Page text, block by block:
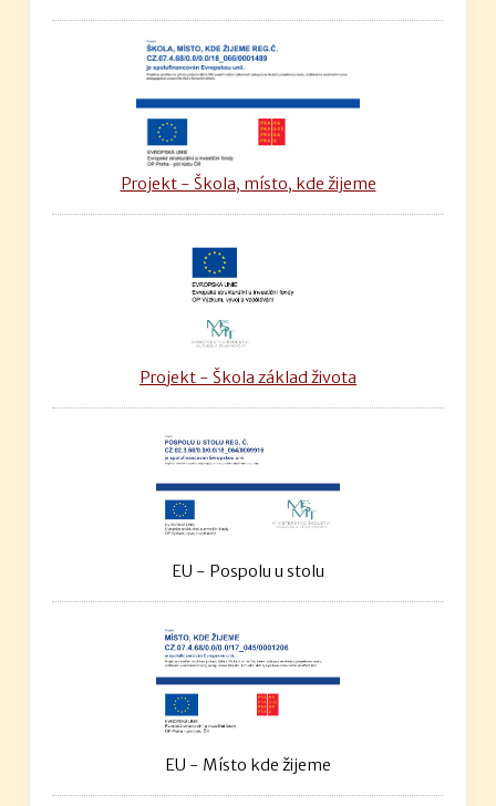
Projekt - Škola, místo, kde žijeme
Projekt - Škola základ života
EU - Pospolu u stolu
EU - Místo kde žijeme